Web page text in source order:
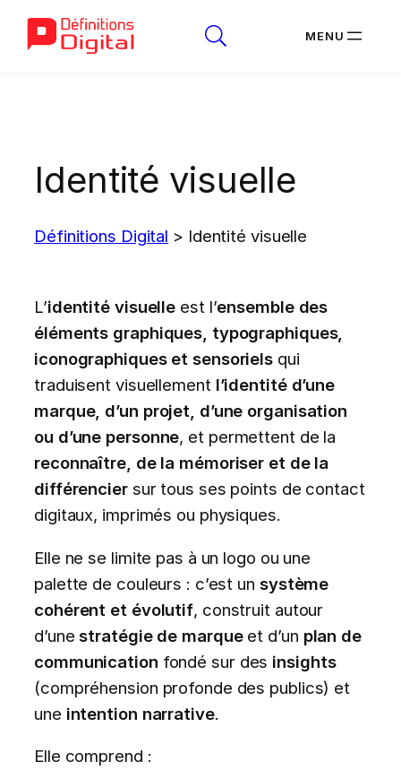
Identité visuelle
Définitions Digital > Identité visuelle
L’identité visuelle est l’ensemble des
éléments graphiques, typographiques,
iconographiques et sensoriels qui
traduisent visuellement l’identité d’une
marque, d’un projet, d’une organisation
ou d’une personne, et permettent de la
reconnaître, de la mémoriser et de la
différenciersur tous ses points de contact
digitaux, imprimés ou physiques.
Elle ne se limite pas à un logo ou une
palette de couleurs : c’est un système
cohérent et évolutif, construit autour
d’unestratégie de marqueet d’un plan de
communication fondé sur des insights
(compréhension profonde des publics) et
une intention narrative.
Elle comprend :